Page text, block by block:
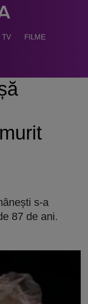
TV FILME
s-a
87 de ani.